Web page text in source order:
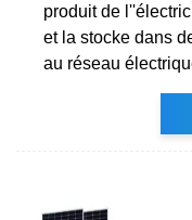
produit de
et la stocke dans
au réseau